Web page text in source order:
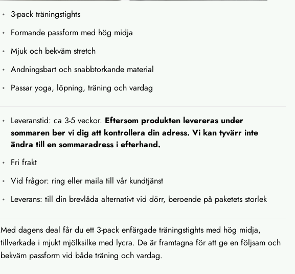
3-pack träningstights
Formande passform med hög midja
Mjuk och bekväm stretch
Andningsbart och snabbtorkande material
Passar yoga, löpning, träning och vardag
Leveranstid: ca 3-5 veckor. Eftersom produkten levereras under
sommaren ber vi dig att kontrollera din adress. Vi kan tyvärr inte
ändra till en sommaradress i efterhand.
Fri frakt
Vid frågor: ring eller maila till vår kundtjänst
Leverans: till din brevlåda alternativt vid dörr, beroende på paketets storlek
Med dagens deal får du ett 3-pack enfärgade träningstights med hög midja,
tillverkade i mjukt mjölksilke med lycra. De är framtagna för att ge en följsam och
bekväm passform vid både träning och vardag.